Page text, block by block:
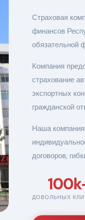
Страховая
финансов
обязательной
Компания
страхование
экспортных
гражданской
Наша
договоров,
ДОВОЛЬНЫХ